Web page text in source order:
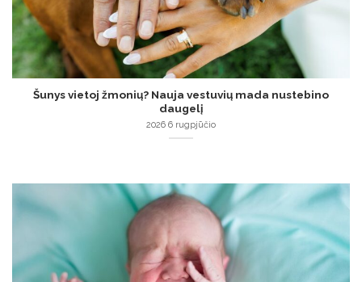
Šunys vietoj žmonių? Nauja vestuvių mada nustebino
daugelį
2026 6 rugpjūčio